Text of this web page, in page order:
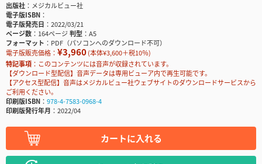
出版社
メジカルビュー社
電子版ISBN
電子版発売日
2022/03/21
ページ数
164ページ判型
A5
フォーマット
PDF（パソコンへのダウンロード不可）
電子版販売価格： ¥3,960(本体¥3,600＋税10％)
特記事項
このコンテンツには音声が収録されています。
【ダウンロード型配信】音声データは専用ビューア内で再生可能です。
【アクセス型配信】音声はメジカルビュー社ウェブサイトのダウンロードサービスから
ご利用ください。
印刷版ISBN
978-4-7583-0968-4
印刷版発行年月
2022/04
カートに入れる